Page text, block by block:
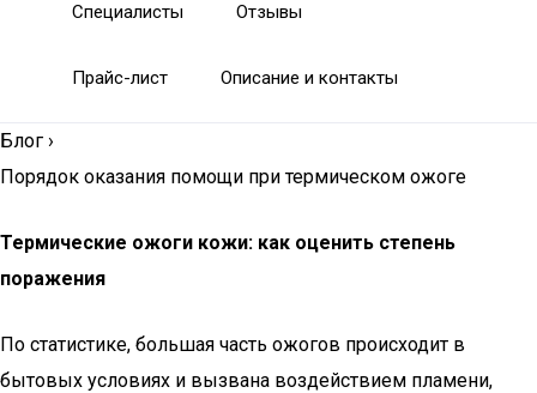
Специалисты Отзывы
Прайс-лист Описание и контакты
Блог ›
Порядок оказания помощи при термическом ожоге
Термические ожоги кожи: как оценить степень
поражения
По статистике, большая часть ожогов происходит в
бытовых условиях и вызвана воздействием пламени,